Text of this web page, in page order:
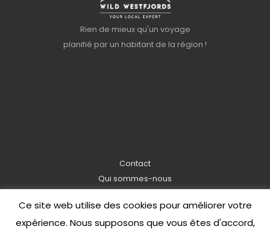
Rien de mieux qu'un voyage
planifié par un habitant de la région !
Contact
Qui sommes-nous
Politique de confidentialité
Ce site web utilise des cookies pour améliorer votre
expérience. Nous supposons que vous êtes d'accord,